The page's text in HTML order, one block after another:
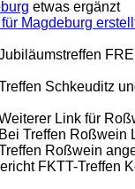
etwas ergänzt
Magdeburg
Schkeuditz
Link für
Treffen Roßwein
Roßwein
FKTT-Treffen